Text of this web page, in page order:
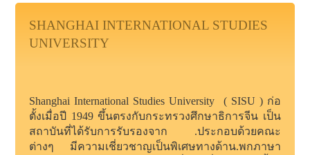
SHANGHAI INTERNATIONAL STUDIES
UNIVERSITY
Shanghai International Studies University ( SISU )ก่อ
ตั้งเมื่อปี 1949 ขึ้นตรงกับกระทรวงศึกษาธิการจีน เป็น
สถาบันที่ได้รับการรับรองจาก .ประกอบด้วยคณะ
ต่างๆ มีความเชี่ยวชาญเป็นพิเศษทางด้าน.พกภาษา